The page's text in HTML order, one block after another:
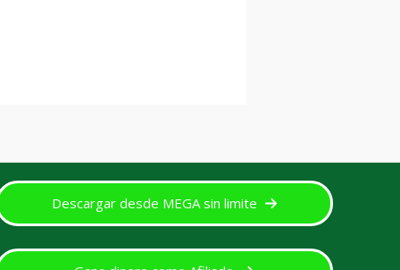
Descargar desde MEGA sin limite